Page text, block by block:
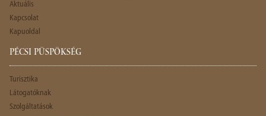
Aktuális
Kapcsolat
Kapuoldal
PÉCSI PÜSPÖKSÉG
Turisztika
Látogatóknak
Szolgáltatások